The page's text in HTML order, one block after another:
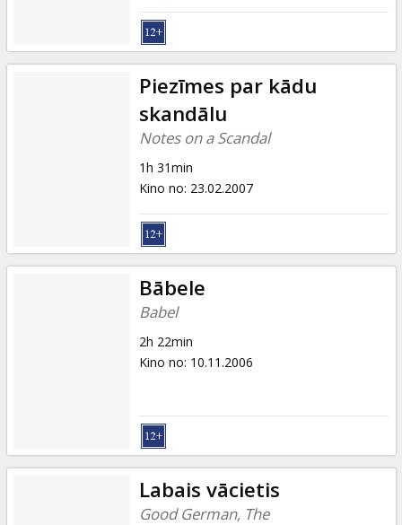
Piezīmes par kādu
skandālu
Notes on a Scandal
1h 31min
Kino no: 23.02.2007
Bābele
Babel
2h 22min
Kino no: 10.11.2006
Labais vācietis
Good German, The